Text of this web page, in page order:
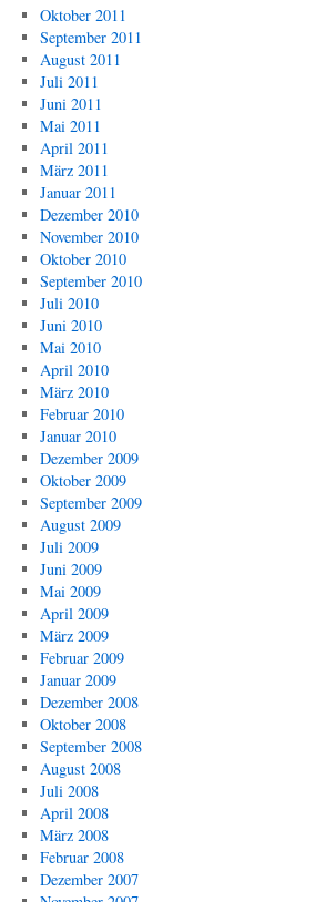
Oktober 2011
September 2011
August 2011
Juli 2011
Juni 2011
Mai 2011
April 2011
März 2011
Januar 2011
Dezember 2010
November 2010
Oktober 2010
September 2010
Juli 2010
Juni 2010
Mai 2010
April 2010
März 2010
Februar 2010
Januar 2010
Dezember 2009
Oktober 2009
September 2009
August 2009
Juli 2009
Juni 2009
Mai 2009
April 2009
März 2009
Februar 2009
Januar 2009
Dezember 2008
Oktober 2008
September 2008
August 2008
Juli 2008
April 2008
März 2008
Februar 2008
Dezember 2007